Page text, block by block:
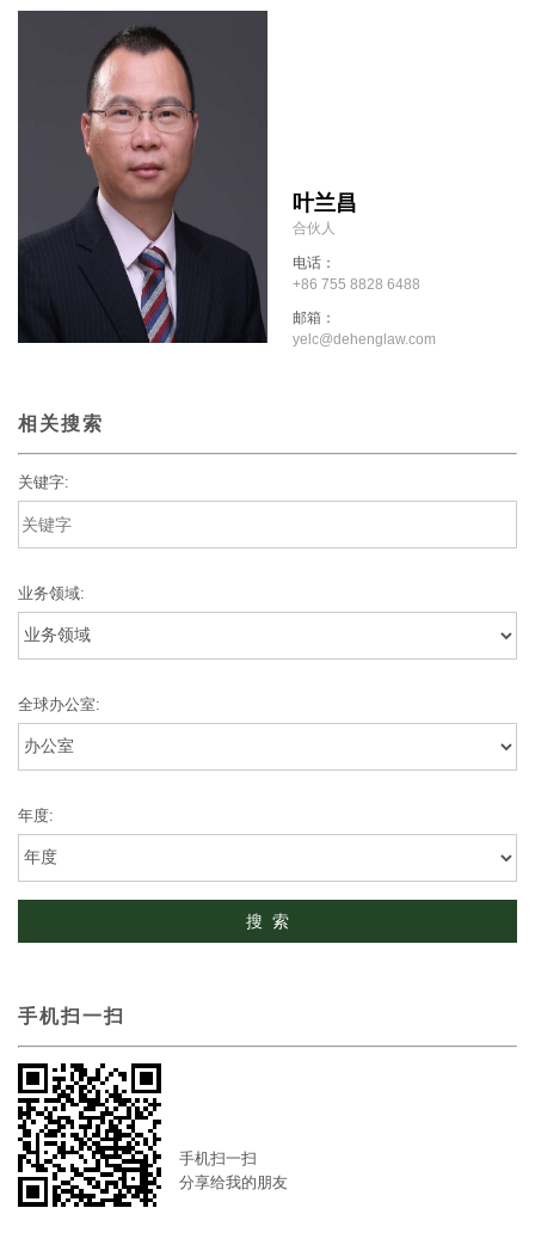
叶兰昌
合伙人
电话：
+86 755 8828 6488
邮箱：
yelc@dehenglaw.com
相关搜索
关键字:
业务领域:
全球办公室:
年度:
手机扫一扫
手机扫一扫
分享给我的朋友